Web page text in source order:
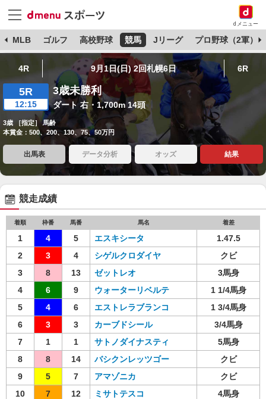
dメニュー
MLB ゴルフ 高校野球 競馬 Jリーグ プロ野球（2軍）
4R 9月1日(日) 2回札幌6日 6R
5R
12:15
3歳未勝利
ダート 右・1,700m 14頭
3歳 ［指定］ 馬齢
本賞金：500、200、130、75、50万円
出馬表 データ分析 オッズ 結果
競走成績
着順 枠番 馬番 馬名 着差
1 4 5 エスキシータ
1.47.5
2
3 4 シゲルクロダイヤ
クビ
3
8 13 ゼットレオ
3馬身
4
6 9 ウォーターリベルテ
1 1/4馬身
5
4 6 エストレラブランコ
1 3/4馬身
6
3 3 カーブドシール
3/4馬身
7
1 1 サトノダイナスティ
5馬身
8
8 14 バシクンレッツゴー
クビ
9
5 7 アマゾニカ
クビ
10
7 12 ミサトテスコ
4馬身